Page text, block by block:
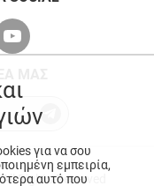
Rights Reserved
για να σου
εμπειρία,
αυτό που